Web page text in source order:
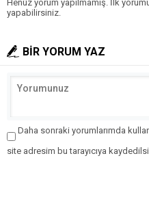
Henüz yorum yapılmamış. İlk
yapabilirsiniz.
BİR YORUM YAZ
Daha sonraki yorumlarımda
site adresim bu tarayıcıya